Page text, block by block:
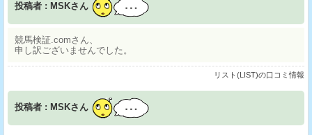
投稿者 : MSKさん
競馬検証.comさん、
申し訳ございませんでした。
リスト(LIST)の口コミ情報
投稿者 : MSKさん